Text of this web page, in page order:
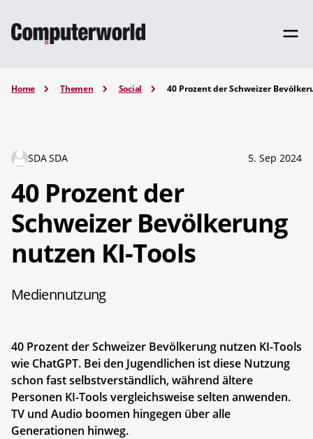
Home Themen Social 40 Prozent der Schweizer
SDA SDA 5. Sep 2024
40 Prozent der
Schweizer Bevölkerung
nutzen KI-Tools
Mediennutzung
40 Prozent der Schweizer Bevölkerung nutzen KI-Tools
wie ChatGPT. Bei den Jugendlichen ist diese Nutzung
schon fast selbstverständlich, während ältere
Personen KI-Tools vergleichsweise selten anwenden.
TV und Audio boomen hingegen über alle
Generationen hinweg.